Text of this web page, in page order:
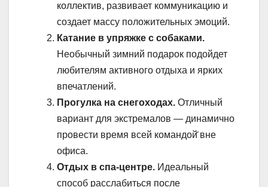
коллектив, развивает коммуникацию и
создает массу положительных эмоций.
Катание в упряжке с собаками.
Необычный зимний подарок подойдет
любителям активного отдыха и ярких
впечатлений.
Прогулка на снегоходах. Отличный
вариант для экстремалов — динамично
провести время всей командой̆ вне
офиса.
Отдых в спа-центре. Идеальный
способ расслабиться после